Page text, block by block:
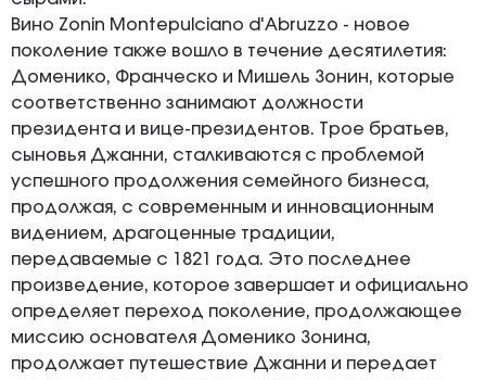
Вино Zonin Montepulciano d'Abruzzo - новое
поколение также вошло в течение десятилетия:
Доменико, Франческо и Мишель Зонин, которые
соответственно занимают должности
президента и вице-президентов. Трое братьев,
сыновья Джанни, сталкиваются с проблемой
успешного продолжения семейного бизнеса,
продолжая, с современным и инновационным
видением, драгоценные традиции,
передаваемые с 1821 года. Это последнее
произведение, которое завершает и официально
определяет переход поколение, продолжающее
миссию основателя Доменико Зонина,
продолжает путешествие Джанни и передает